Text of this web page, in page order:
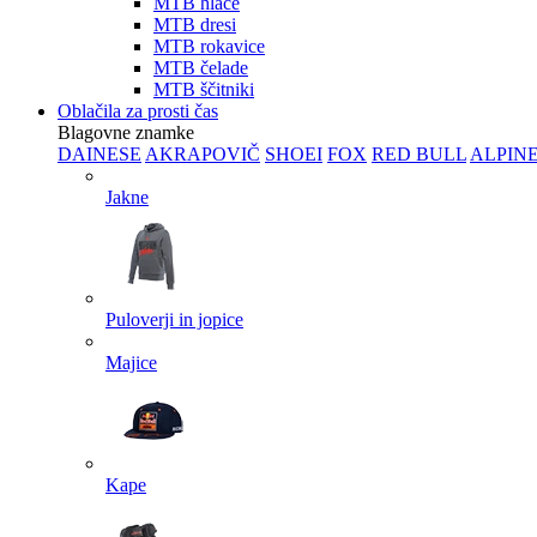
MTB dresi
MTB rokavice
MTB čelade
MTB ščitniki
Oblačila za prosti čas
Blagovne znamke
DAINESE AKRAPOVIČ SHOEI FOX RED BULL
Jakne
Puloverji in jopice
Majice
Kape